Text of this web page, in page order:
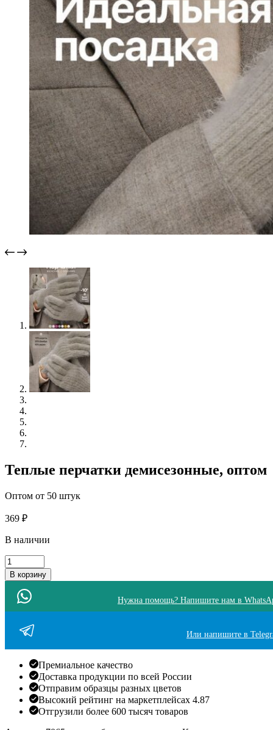
Теплые перчатки демисезонные, оптом
Оптом от 50 штук
369 ₽
В наличии
Количество
товара
Теплые
перчатки
демисезонные
В корзину
Нужна помощь? Напишите нам в
Или напишите в
Премиальное качество
Доставка продукции по всей России
Отправим образцы разных цветов
Высокий рейтинг на маркетплейсах 4.87
Отгрузили более 600 тысяч товаров